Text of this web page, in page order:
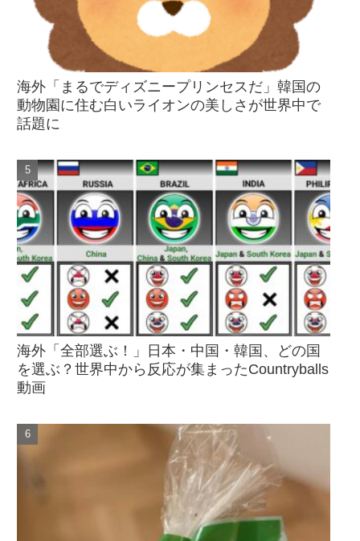
海外「まるでディズニープリンセスだ」韓国の
動物園に住む白いライオンの美しさが世界中で
話題に
海外「全部選ぶ！」日本・中国・韓国、どの国
を選ぶ？世界中から反応が集まったCountryballs
動画